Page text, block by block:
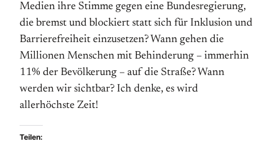
Medien ihre Stimme gegen eine Bundesregierung,
die bremst und blockiert statt sich für Inklusion und
Barrierefreiheit einzusetzen? Wann gehen die
Millionen Menschen mit Behinderung – immerhin
11% der Bevölkerung – auf die Straße? Wann
werden wir sichtbar? Ich denke, es wird
allerhöchste Zeit!
Teilen: